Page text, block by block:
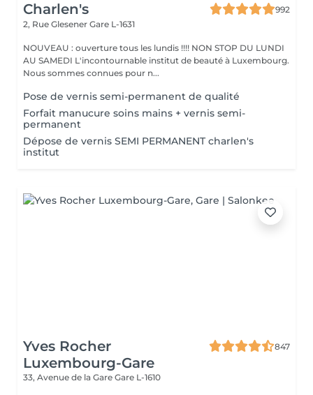
Charlen's
992
2, Rue Glesener Gare L-1631
NOUVEAU : ouverture tous les lundis !!!! NON STOP DU LUNDI
AU SAMEDI L'incontournable institut de beauté à Luxembourg.
Nous sommes connues pour n...
Pose de vernis semi-permanent de qualité
Forfait manucure soins mains + vernis semi-
permanent
Dépose de vernis SEMI PERMANENT charlen's
institut
Yves Rocher
Luxembourg-Gare
847
33, Avenue de la Gare Gare L-1610